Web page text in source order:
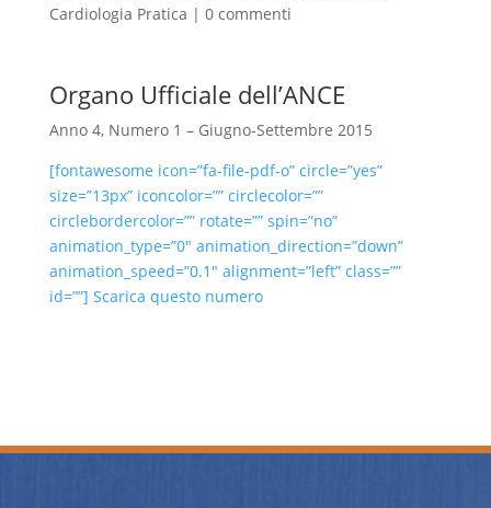
Cardiologia Pratica | 0 commenti
Organo Ufficiale dell’ANCE
Anno 4, Numero 1 – Giugno-Settembre 2015
[fontawesome icon=”fa-file-pdf-o” circle=”yes”
size=”13px” iconcolor=”” circlecolor=””
circlebordercolor=”” rotate=”” spin=”no”
animation_type=”0″ animation_direction=”down”
animation_speed=”0.1″ alignment=”left” class=””
id=””] Scarica questo numero